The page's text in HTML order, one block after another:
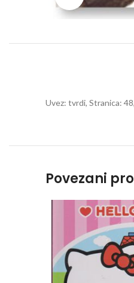
Uvez: tvrdi, Stranica:
Povezani